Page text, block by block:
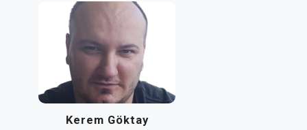
Kerem Göktay